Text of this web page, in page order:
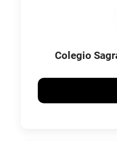
Colegio